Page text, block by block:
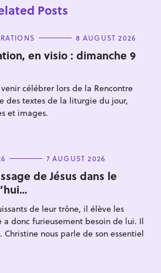
Posts
8 AUGUST 2026
en visio : dimanche 9
célébrer lors de la Rencontre
des textes de la liturgie du jour,
et images.
7 AUGUST 2026
de Jésus dans le
de leur trône, il élève les
donc furieusement besoin de lui. Il
nous parle de son essentiel